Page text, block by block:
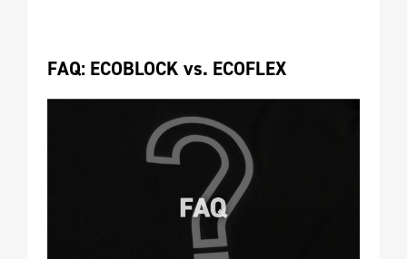
FAQ: ECOBLOCK vs. ECOFLEX